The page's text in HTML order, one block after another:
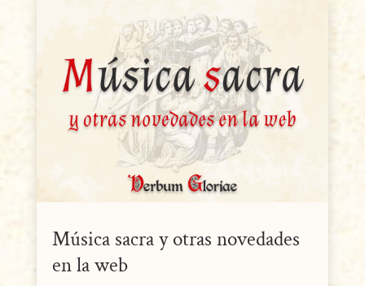
Música sacra y otras novedades
en la web